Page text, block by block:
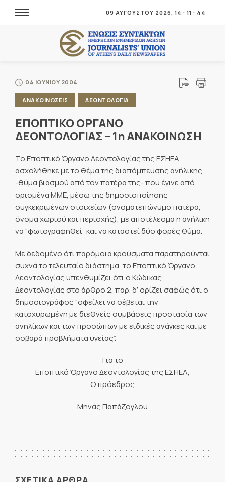
09 ΑΥΓΟΥΣΤΟΥ 2026, 14 : 11 : 45
04 ΙΟΥΝΙΟΥ 2004
ΑΝΑΚΟΙΝΩΣΕΙΣ ΔΕΟΝΤΟΛΟΓΙΑ
ΕΠΟΠΤΙΚΟ ΟΡΓΑΝΟ
ΔΕΟΝΤΟΛΟΓΙΑΣ – 1η ΑΝΑΚΟΙΝΩΣΗ
Το Εποπτικό Όργανο Δεοντολογίας της ΕΣΗΕΑ
ασχολήθηκε με το θέμα της διαπόμπευσης ανήλικης
-θύμα βιασμού από τον πατέρα της- που έγινε από
ορισμένα ΜΜΕ, μέσω της δημοσιοποίησης
συγκεκριμένων στοιχείων (ονοματεπώνυμο πατέρα,
όνομα χωριού και περιοχής), με αποτέλεσμα η ανήλικη
να “φωτογραφηθεί” και να καταστεί δύο φορές θύμα.
Με δεδομένο ότι παρόμοια κρούσματα παρατηρούνται
συχνά το τελευταίο διάστημα, το Εποπτικό Όργανο
Δεοντολογίας υπενθυμίζει ότι ο Κώδικας
Δεοντολογίας στο άρθρο 2, παρ. δ’ ορίζει σαφώς ότι ο
δημοσιογράφος “οφείλει να σέβεται την
κατοχυρωμένη με διεθνείς συμβάσεις προστασία των
ανηλίκων και των προσώπων με ειδικές ανάγκες και με
σοβαρά προβλήματα υγείας”.
Για το
Εποπτικό Όργανο Δεοντολογίας της ΕΣΗΕΑ,
Ο πρόεδρος
Μηνάς Παπάζογλου